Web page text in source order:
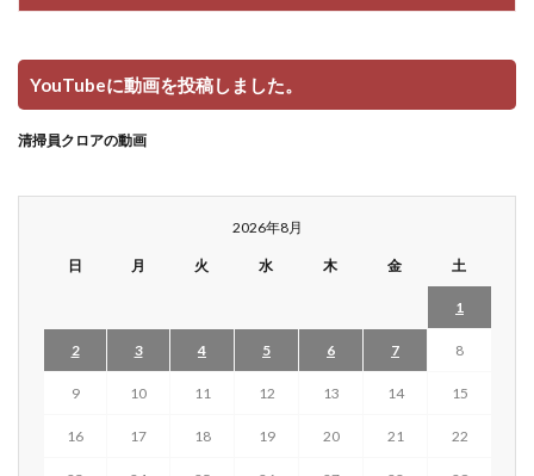
YouTubeに動画を投稿しました。
清掃員クロアの動画
2026年8月
日 月 火 水 木 金 土
1
2 3 4 5 6 7 8
9 10 11 12 13 14 15
16 17 18 19 20 21 22